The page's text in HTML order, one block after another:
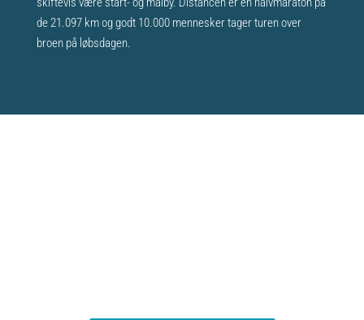
de 21.097 km og godt 10.000 mennesker tager turen over
broen på løbsdagen.